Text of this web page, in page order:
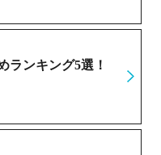
ランキング5選！